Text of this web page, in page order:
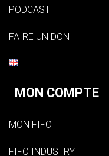
PODCAST
FAIRE UN DON
MON COMPTE
MON FIFO
FIFO INDUSTRY